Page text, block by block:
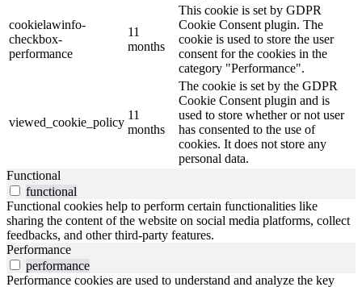
cookielawinfo-
checkbox-
performance
11
months
This cookie is set by GDPR
Cookie Consent plugin. The
cookie is used to store the user
consent for the cookies in the
category "Performance".
viewed_cookie_policy
11
months
The cookie is set by the GDPR
Cookie Consent plugin and is
used to store whether or not user
has consented to the use of
cookies. It does not store any
personal data.
Functional
functional
Functional cookies help to perform certain functionalities like
sharing the content of the website on social media platforms, collect
feedbacks, and other third-party features.
Performance
performance
Performance cookies are used to understand and analyze the key